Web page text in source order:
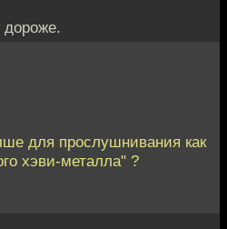
дороже.
для прослушнивания как
хэви-металла" ?